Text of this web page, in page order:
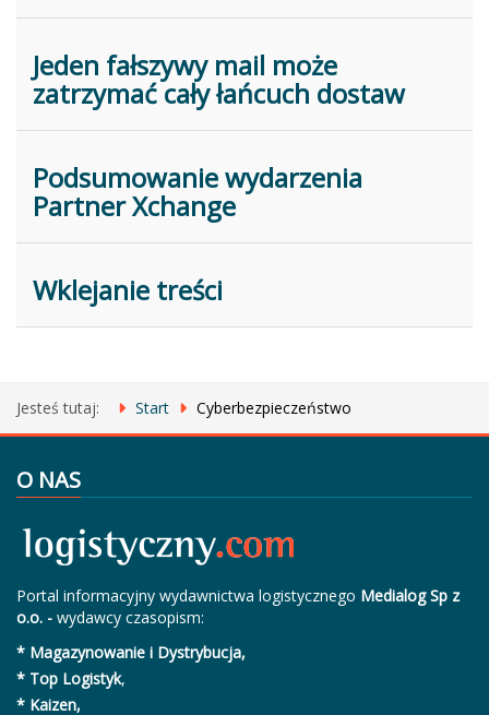
Jeden fałszywy mail może
zatrzymać cały łańcuch dostaw
Podsumowanie wydarzenia
Partner Xchange
Wklejanie treści
Jesteś tutaj: Start Cyberbezpieczeństwo
O NAS
Portal informacyjny wydawnictwa logistycznego Medialog Sp z
o.o. - wydawcy czasopism:
* Magazynowanie i Dystrybucja,
* Top Logistyk,
* Kaizen,